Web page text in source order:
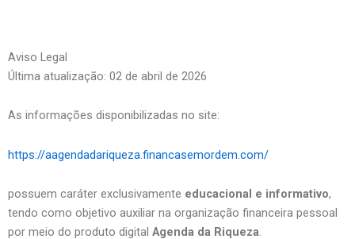
Aviso Legal
Última atualização: 02 de abril de 2026
As informações disponibilizadas no site:
https://aagendadariqueza.financasemordem.com/
possuem caráter exclusivamente educacional e informativo,
tendo como objetivo auxiliar na organização financeira pessoal
por meio do produto digital Agenda da Riqueza.